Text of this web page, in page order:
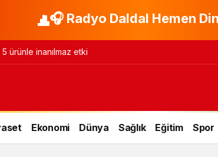
🎧 Radyo Daldal Hemen
ürünle inanılmaz etki
Ekonomi Dünya Sağlık Eğitim Spor